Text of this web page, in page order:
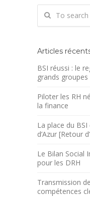
Articles
BSI réussi : le
grands groupes
Piloter les RH
la finance
La place du
d’Azur [Retour
Le Bilan Social
pour les DRH
Transmission
compétences